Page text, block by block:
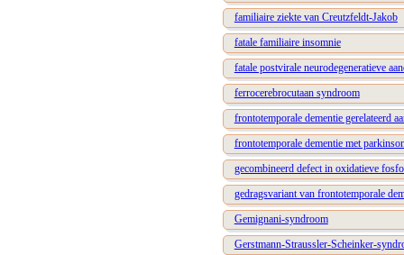
familiaire ziekte van Creutzfeldt-Jakob
fatale familiaire insomnie
fatale postvirale neurodegeneratieve
ferrocerebrocutaan syndroom
frontotemporale dementie gerelateerd
frontotemporale dementie met
gecombineerd defect in oxidatieve
gedragsvariant van frontotemporale
Gemignani-syndroom
Gerstmann-Straussler-Scheinker-